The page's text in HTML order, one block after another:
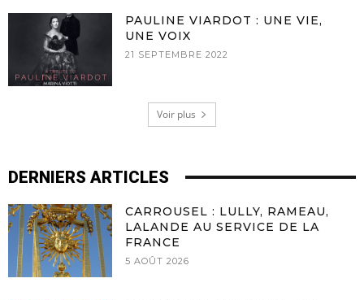
PAULINE VIARDOT : UNE VIE,
UNE VOIX
21 SEPTEMBRE 2022
Voir plus
DERNIERS ARTICLES
CARROUSEL : LULLY, RAMEAU,
LALANDE AU SERVICE DE LA
FRANCE
5 AOÛT 2026